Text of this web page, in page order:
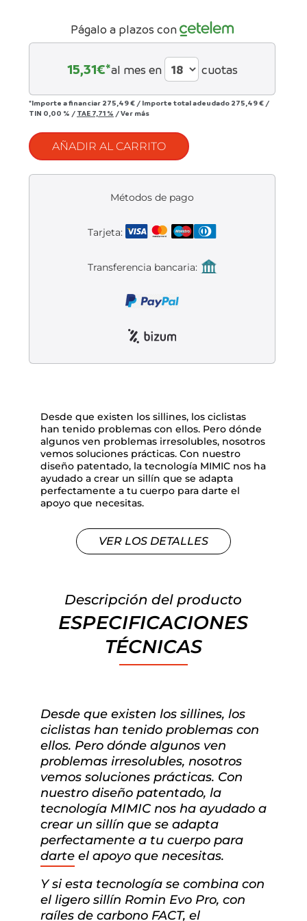
Mantenimiento de bicicletas
Págalo a plazos con
15,31€*al mes en cuotas
*Importe a financiar 275,49 € / Importe total adeudado 275,49 € /
TIN 0,00 % / TAE 7,71 % /Ver más
AÑADIR AL CARRITO
Métodos de pago
Tarjeta:
Transferencia bancaria:
Desde que existen los sillines, los ciclistas
han tenido problemas con ellos. Pero dónde
algunos ven problemas irresolubles, nosotros
vemos soluciones prácticas. Con nuestro
diseño patentado, la tecnología MIMIC nos ha
ayudado a crear un sillín que se adapta
perfectamente a tu cuerpo para darte el
apoyo que necesitas.
VER LOS DETALLES
Descripción del producto
ESPECIFICACIONES
TÉCNICAS
Desde que existen los sillines, los
ciclistas han tenido problemas con
ellos. Pero dónde algunos ven
problemas irresolubles, nosotros
vemos soluciones prácticas. Con
nuestro diseño patentado, la
tecnología MIMIC nos ha ayudado a
crear un sillín que se adapta
perfectamente a tu cuerpo para
darte el apoyo que necesitas.
Y si esta tecnología se combina con
el ligero sillín Romin Evo Pro, con
raíles de carbono FACT, el